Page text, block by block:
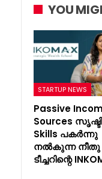
YOU
STARTUP NEWS
Passive
Sources
Skills പകർന്നു
നൽകുന്ന നീതു
ടീച്ചറിന്റെ